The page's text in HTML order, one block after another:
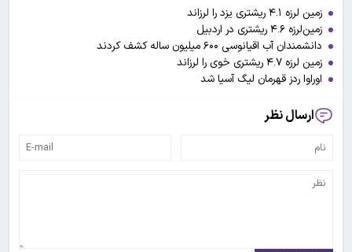
زمین لرزه ۴.۱ ریشتری یزد را لرزاند
زمین‌لرزه ۴.۶ ریشتری در اردبیل
دانشمندان آب اقیانوسی ۶۰۰ میلیون ساله کشف کردند
زمین لرزه ۴.۷ ریشتری خوی را لرزاند
اوراوا ردز قهرمان لیگ آسیا شد
ارسال نظر